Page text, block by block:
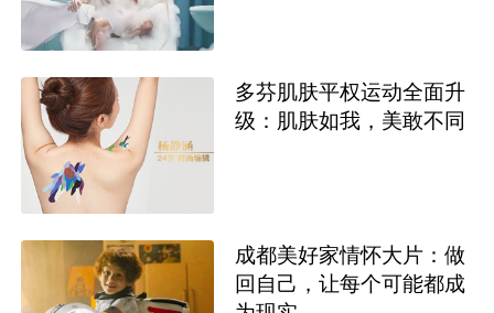
多芬肌肤平权运动全面升
级：肌肤如我，美敢不同
成都美好家情怀大片：做
回自己，让每个可能都成